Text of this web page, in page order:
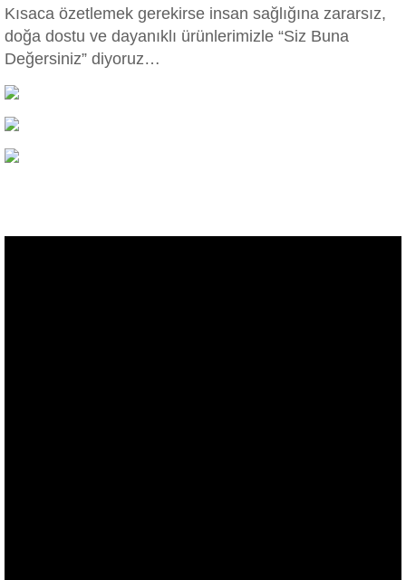
Kısaca özetlemek gerekirse insan sağlığına zararsız,
doğa dostu ve dayanıklı ürünlerimizle “Siz Buna
Değersiniz” diyoruz…